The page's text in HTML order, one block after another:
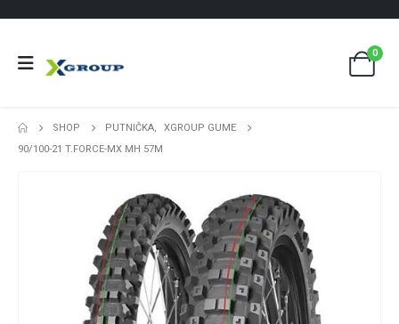
0
SHOP PUTNIČKA,
XGROUP GUME
90/100-21 T.FORCE-MX MH 57M